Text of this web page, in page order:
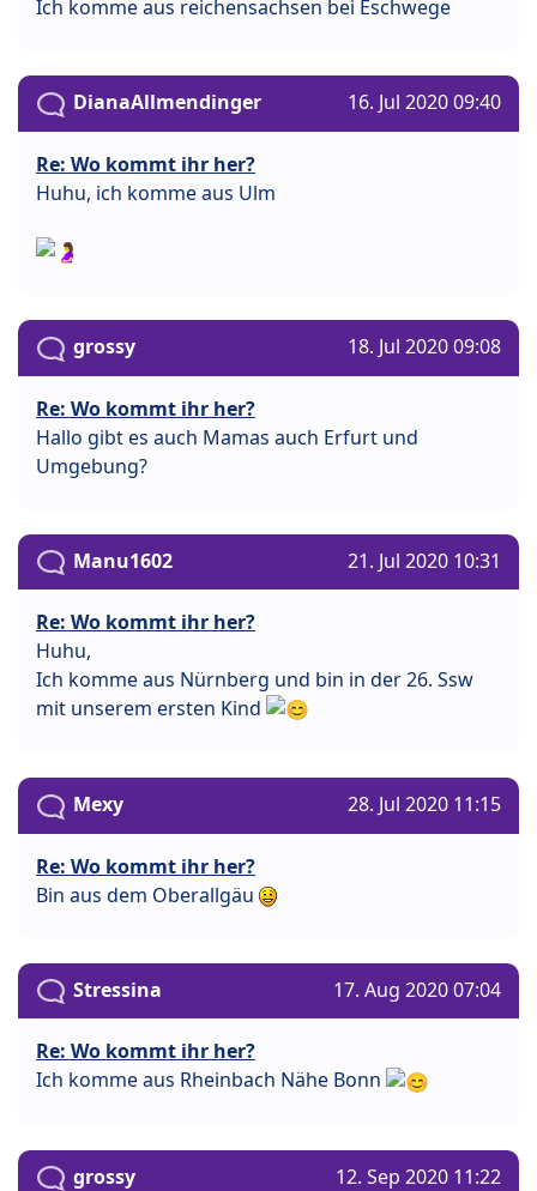
Ich komme aus reichensachsen bei Eschwege
DianaAllmendinger 16. Jul 2020 09:40
Re: Wo kommt ihr her?
Huhu, ich komme aus Ulm
grossy 18. Jul 2020 09:08
Re: Wo kommt ihr her?
Hallo gibt es auch Mamas auch Erfurt und
Umgebung?
Manu1602 21. Jul 2020 10:31
Re: Wo kommt ihr her?
Huhu,
Ich komme aus Nürnberg und bin in der 26. Ssw
mit unserem ersten Kind
Mexy 28. Jul 2020 11:15
Re: Wo kommt ihr her?
Bin aus dem Oberallgäu
Stressina 17. Aug 2020 07:04
Re: Wo kommt ihr her?
Ich komme aus Rheinbach Nähe Bonn
grossy 12. Sep 2020 11:22